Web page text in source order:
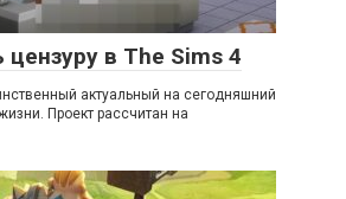
цензуру в The Sims 4
актуальный на сегодняшний
Проект рассчитан на